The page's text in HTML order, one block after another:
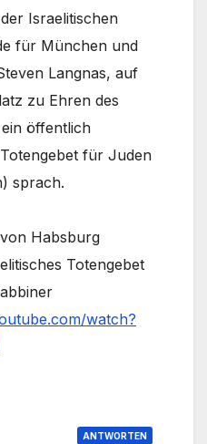
Israelitischen
für München und
Langnas, auf
zu Ehren des
öffentlich
für Juden
sprach.
Habsburg
Totengebet
watch?
ANTWORTEN